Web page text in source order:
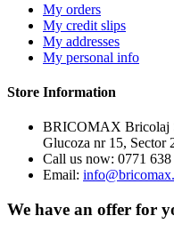
My orders
My credit slips
My addresses
My personal info
Store Information
BRICOMAX Bricolaj
Glucoza nr 15, Sector
Call us now: 0771 638
Email:
We have an offer for